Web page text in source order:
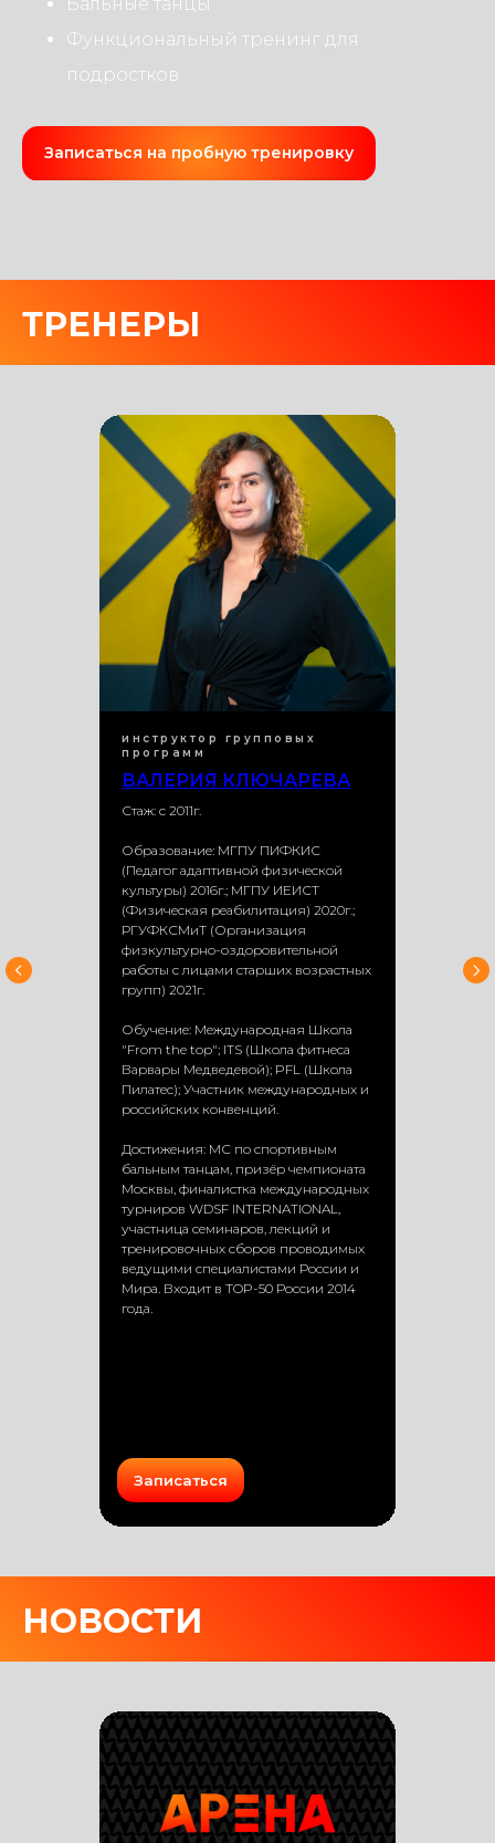
Функциональный тренинг для
подростков
Записаться на пробную тренировку
ТРЕНЕРЫ
инструктор групповых
программ
ВАЛЕРИЯ КЛЮЧАРЕВА
Стаж: с 2011г.
Образование: МГПУ ПИФКИС
(Педагог адаптивной физической
культуры) 2016г.; МГПУ ИЕИСТ
(Физическая реабилитация) 2020г.;
РГУФКСМиТ (Организация
физкультурно-оздоровительной
работы с лицами старших возрастных
групп) 2021г.
Обучение: Международная Школа
"From the top"; ITS (Школа фитнеса
Варвары Медведевой); PFL (Школа
Пилатес); Участник международных и
российских конвенций.
Достижения: МС по спортивным
бальным танцам, призёр чемпионата
Москвы, финалистка международных
турниров WDSF INTERNATIONAL,
участница семинаров, лекций и
тренировочных сборов проводимых
ведущими специалистами России и
Мира. Входит в TOP-50 России 2014
года.
Записаться
НОВОСТИ